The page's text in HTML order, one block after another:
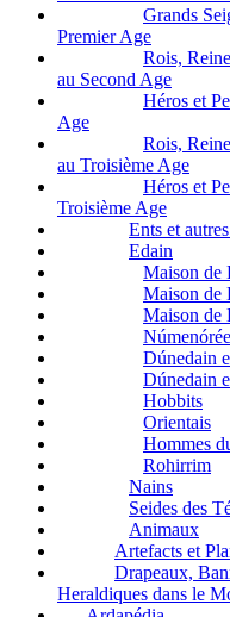
Grands
Premier Age
Rois,
au Second Age
Héros et
Age
Rois,
au Troisième Age
Héros et
Troisième Age
Ents et
Edain
Maison de
Maison de
Maison de
Dúnedain
Dúnedain
Hobbits
Orientais
Hommes
Rohirrim
Nains
Seides des
Animaux
Artefacts et
Drapeaux,
Heraldiques dans le